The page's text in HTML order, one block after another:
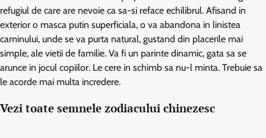
refugiul de care are nevoie ca sa-si reface echilibrul. Afisand in
exterior o masca putin superficiala, o va abandona in linistea
caminului, unde se va purta natural, gustand din placerile mai
simple, ale vietii de familie. Va fi un parinte dinamic, gata sa se
arunce in jocul copiilor. Le cere in schimb sa nu-l minta. Trebuie sa
le acorde mai multa incredere.
Vezi toate semnele zodiacului chinezesc